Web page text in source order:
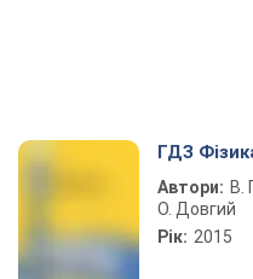
ГДЗ
Автори: В.
О. Довгий
Рік: 2015